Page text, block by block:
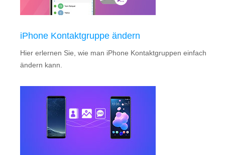
iPhone Kontaktgruppe ändern
Hier erlernen Sie, wie man iPhone Kontaktgruppen einfach
ändern kann.